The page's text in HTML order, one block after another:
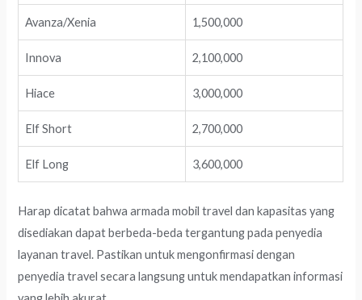
Avanza/Xenia 1,500,000
Innova 2,100,000
Hiace 3,000,000
Elf Short 2,700,000
Elf Long 3,600,000
Harap dicatat bahwa armada mobil travel dan kapasitas yang
disediakan dapat berbeda-beda tergantung pada penyedia
layanan travel. Pastikan untuk mengonfirmasi dengan
penyedia travel secara langsung untuk mendapatkan informasi